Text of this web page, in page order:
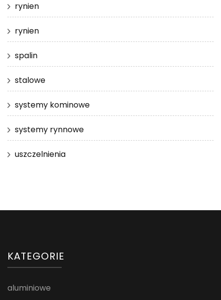
rynien
rynien
spalin
stalowe
systemy kominowe
systemy rynnowe
uszczelnienia
KATEGORIE
aluminiowe